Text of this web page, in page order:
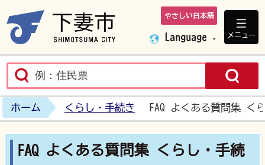
下妻市ホームペ
やさしい日本語
Language メニュー
ホーム くらし・手続き FAQ よくある質問集 く
FAQ よくある質問集 くらし・手続